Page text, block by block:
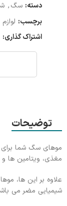
دسته: سگ,
برچسب:
اشتراک گذاری:
توضیحات
موهای سگ شما برای
مغذی، ويتامين ها و
علاوه بر اين ها،
شيميايی مضر می